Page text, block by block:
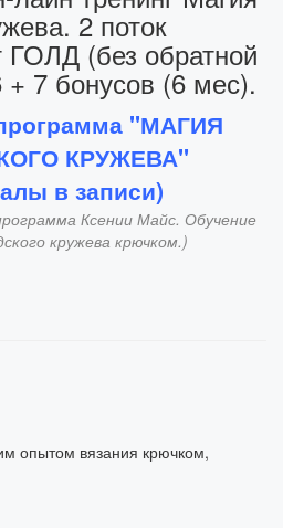
2 поток
ГОЛД (без обратной
7 бонусов (6 мес).
"МАГИЯ
КРУЖЕВА"
в записи)
Ксении Майс. Обучение
кружева крючком.)
опытом вязания крючком,